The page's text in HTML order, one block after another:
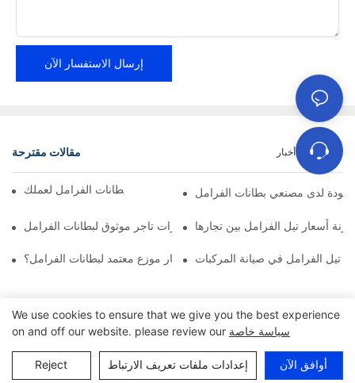
إرسال الاستفسار الآن
مقالات مقترحة حالات أخبار
إيجاد موزعين موثوقين لبطانات الفرامل لعملكلدى مصنعي بطانات الفرامل
أهم مميزات تاجر موثوق لبطانات الفراملأسعار تيل الفرامل بين تجارها
لماذا يجب عليك اختيار موزع معتمد لبطانات الفرامل؟تيل الفرامل في صيانة المركبات
We use cookies to ensure that we give you the best experience
on and off our website. please review our سياسة خاصة
Reject إعدادات ملفات تعريف الارتباط أوافق الآن